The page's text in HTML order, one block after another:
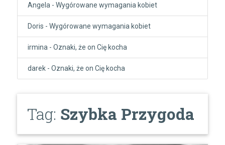
Angela - Wygórowane wymagania kobiet
Doris - Wygórowane wymagania kobiet
irmina - Oznaki, że on Cię kocha
darek- Oznaki, że on Cię kocha
Tag: Szybka Przygoda